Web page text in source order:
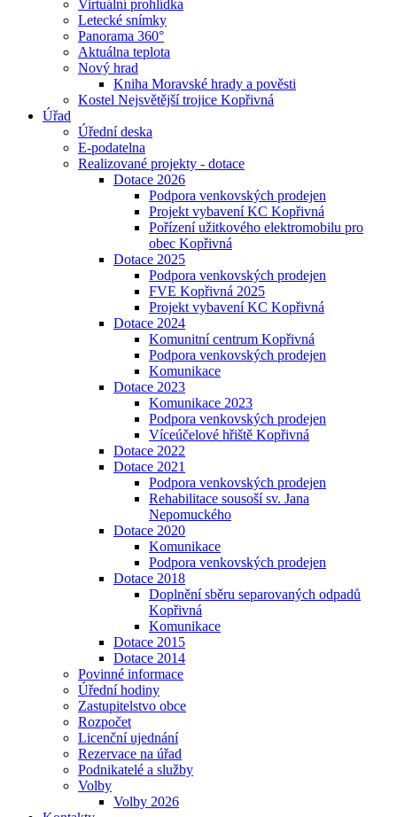
Virtuální prohlídka
Letecké snímky
Panorama 360°
Aktuálna teplota
Nový hrad
Kniha Moravské hrady a pověsti
Kostel Nejsvětější trojice Kopřivná
Úřad
Úřední deska
E-podatelna
Realizované projekty - dotace
Dotace 2026
Podpora venkovských prodejen
Projekt vybavení KC Kopřivná
Pořízení užitkového elektromobilu pro
obec Kopřivná
Dotace 2025
Podpora venkovských prodejen
FVE Kopřivná 2025
Projekt vybavení KC Kopřivná
Dotace 2024
Komunitní centrum Kopřivná
Podpora venkovských prodejen
Komunikace
Dotace 2023
Komunikace 2023
Podpora venkovských prodejen
Víceúčelové hřiště Kopřivná
Dotace 2022
Dotace 2021
Podpora venkovských prodejen
Rehabilitace sousoší sv. Jana
Nepomuckého
Dotace 2020
Komunikace
Podpora venkovských prodejen
Dotace 2018
Doplnění sběru separovaných odpadů
Kopřivná
Komunikace
Dotace 2015
Dotace 2014
Povinné informace
Úřední hodiny
Zastupitelstvo obce
Rozpočet
Licenční ujednání
Rezervace na úřad
Podnikatelé a služby
Volby
Volby 2026